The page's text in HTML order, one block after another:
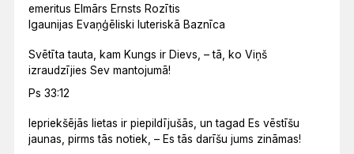
emeritus Elmārs Ernsts Rozītis
Igaunijas Evaņģēliski luteriskā Baznīca
Svētīta tauta, kam Kungs ir Dievs, – tā, ko Viņš
izraudzījies Sev mantojumā!
Ps 33:12
Iepriekšējās lietas ir piepildījušās, un tagad Es vēstīšu
jaunas, pirms tās notiek, – Es tās darīšu jums zināmas!